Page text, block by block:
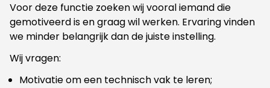
Voor deze functie zoeken wij vooral iemand die
gemotiveerd is en graag wil werken. Ervaring vinden
we minder belangrijk dan de juiste instelling.
Wij vragen:
Motivatie om een technisch vak te leren;